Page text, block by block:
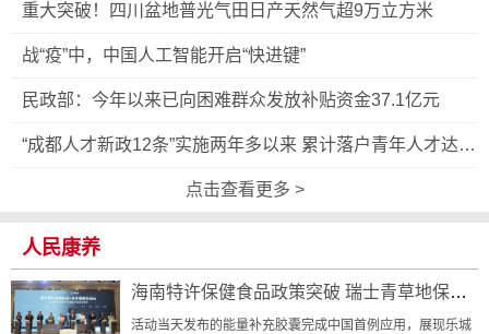
重大突破！四川盆地普光气田日产天然气超9万立方米
战“疫”中，中国人工智能开启“快进键”
民政部：今年以来已向困难群众发放补贴资金37.1亿元
“成都人才新政12条”实施两年多以来 累计落户青年人才达35
点击查看更多 >
人民康养
海南特许保健食品政策突破 瑞士青草地保健
食品落地博鳌乐城
活动当天发布的能量补充胶囊完成中国首例应用，展现乐城